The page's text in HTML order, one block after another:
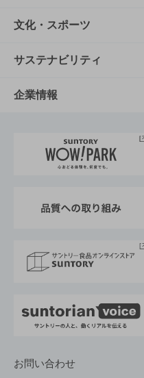
商品一覧
商品発売情報
栄養成分一覧
知る・楽しむTOP
キャンペーン
工場見学
地域情報
文化・スポーツ
文化・スポーツTOP
サントリーホール
サントリーサンバーズ
サステナビリティ
サステナビリティTOP
サントリーが考えるサ
企業情報
企業概要
採用情報
お問い合わせ